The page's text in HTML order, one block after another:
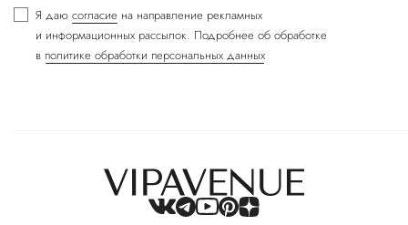
Я даю согласие на направление рекламных
и информационных рассылок. Подробнее об обработке
в политике обработки персональных данных